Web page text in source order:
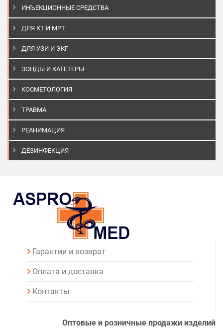
ИНЪЕКЦИОННЫЕ СРЕДСТВА
ДЛЯ КТ И МРТ
ДЛЯ УЗИ И ЭКГ
ЗОНДЫ И КАТЕТЕРЫ
КОСМЕТОЛОГИЯ
ТРАВМА
РЕАНИМАЦИЯ
ДЕЗИНФЕКЦИЯ
Гарантии и возврат
Оплата и доставка
Контакты
Оптовые и розничные продажи изделий